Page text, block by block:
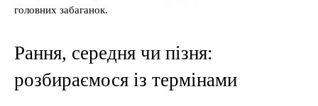
головних забаганок.
Рання, середня чи пізня:
розбираємося із термінами